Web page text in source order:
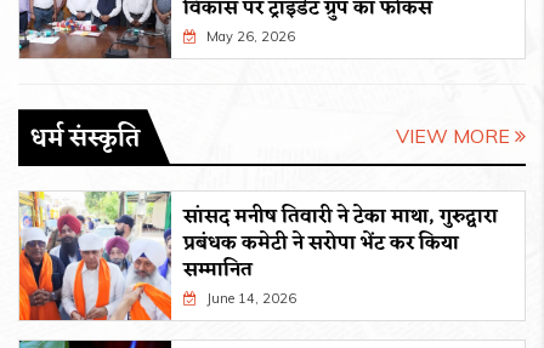
विकास पर ट्राइडेंट ग्रुप का फोकस
May 26, 2026
धर्म संस्कृति VIEW MORE
सांसद मनीष तिवारी ने टेका माथा, गुरुद्वारा
प्रबंधक कमेटी ने सरोपा भेंट कर किया
सम्मानित
June 14, 2026